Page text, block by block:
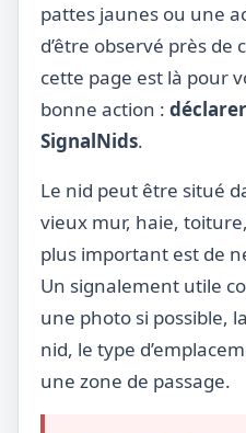
pattes jaunes ou une
d’être observé près de
cette page est là pour
bonne action :
SignalNids.
Le nid peut être situé
vieux mur, haie,
plus important est de
Un signalement utile
une photo si possible,
nid, le type
une zone de passage.